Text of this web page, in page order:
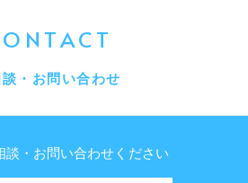
談・お問い合わせ
談・お問い合わせください